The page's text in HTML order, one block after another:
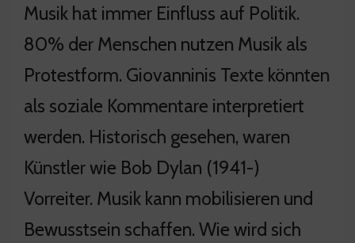
Musik hat immer Einfluss auf Politik.
80% der Menschen nutzen Musik als
Protestform. Giovanninis Texte könnten
als soziale Kommentare interpretiert
werden. Historisch gesehen, waren
Künstler wie Bob Dylan (1941-)
Vorreiter. Musik kann mobilisieren und
Bewusstsein schaffen. Wie wird sich